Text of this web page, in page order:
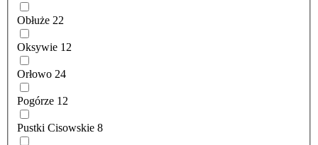
Obłuże 22
Oksywie 12
Orłowo 24
Pogórze 12
Pustki Cisowskie 8